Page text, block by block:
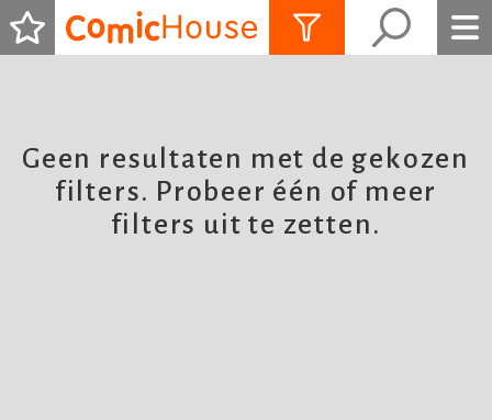
Geen resultaten met de gekozen
filters. Probeer één of meer
filters uit te zetten.